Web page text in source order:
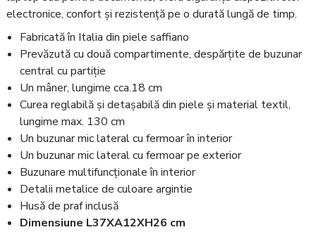
electronice, confort și rezistență pe o durată lungă de timp.
Fabricată în Italia din piele saffiano
Prevăzută cu două compartimente, despărțite de buzunar
central cu partiție
Un mâner, lungime cca.18 cm
Curea reglabilă și detașabilă din piele și material textil,
lungime max. 130 cm
Un buzunar mic lateral cu fermoar în interior
Un buzunar mic lateral cu fermoar pe exterior
Buzunare multifuncționale în interior
Detalii metalice de culoare argintie
Husă de praf inclusă
Dimensiune L37XA12XH26 cm